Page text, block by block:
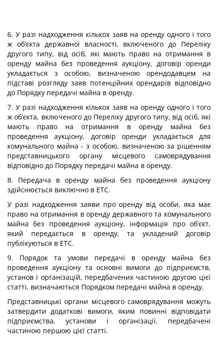
6. У разі надходження кількох заяв на оренду одного і того
ж об’єкта державної власності, включеного до Переліку
другого типу, від осіб, які мають право на отримання в
оренду майна без проведення аукціону, договір оренди
укладається з особою, визначеною орендодавцем на
підставі розгляду заяв потенційних орендарів відповідно
до Порядку передачі майна в оренду.
7. У разі надходження кількох заяв на оренду одного і того
ж об’єкта, включеного до Переліку другого типу, від осіб, які
мають право на отримання в оренду майна без
проведення аукціону, договір оренди укладається для
комунального майна - з особою, визначеною за рішенням
представницького органу місцевого самоврядування
відповідно до Порядку передачі майна в оренду.
8. Передача в оренду майна без проведення аукціону
здійснюється виключно в ЕТС.
У разі надходження заяви про оренду від особи, яка має
право на отримання в оренду державного та комунального
майна без проведення аукціону, інформація про об’єкт,
який передається в оренду, та укладений договір
публікуються в ЕТС.
9. Порядок та умови передачі в оренду майна без
проведення аукціону та основні вимоги до підприємств,
установ і організацій, передбачених частиною другою цієї
статті, визначаються Порядком передачі майна в оренду.
Представницькі органи місцевого самоврядування можуть
затвердити додаткові вимоги, яким повинні відповідати
підприємства, установи і організації, передбачені
частиною першою цієї статті.